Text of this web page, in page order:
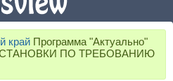
край Программа "Актуально"
ПО ТРЕБОВАНИЮ